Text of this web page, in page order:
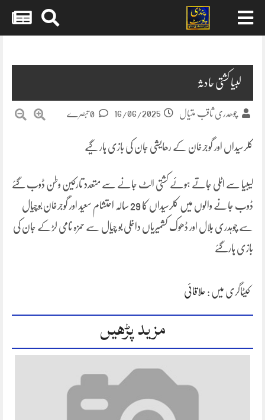
لبیا کشتی حادثہ
چوھدری ثاقب متیال 16/06/2025
کلرسیداں اور گوجرخان کے رھایشی جان کی بازی ہار گیے
لیبیا سے اٹلی جاتے ہوئے کشتی الٹ جانے سے متعدد تارکین وطن ڈوب گئے
ڈوب جانے والوں میں کلرسیداں کا 29 سالہ احتشام سعید اور گوجرخان بوچیال
سے چوہدری بلال اور ڈھوک کشمیریاں داخلی بو چیال سے حمزہ نامی لڑکے جان کی
بازی ہارگئے
کیٹاگری میں : علاقائی
مزید پڑھیں